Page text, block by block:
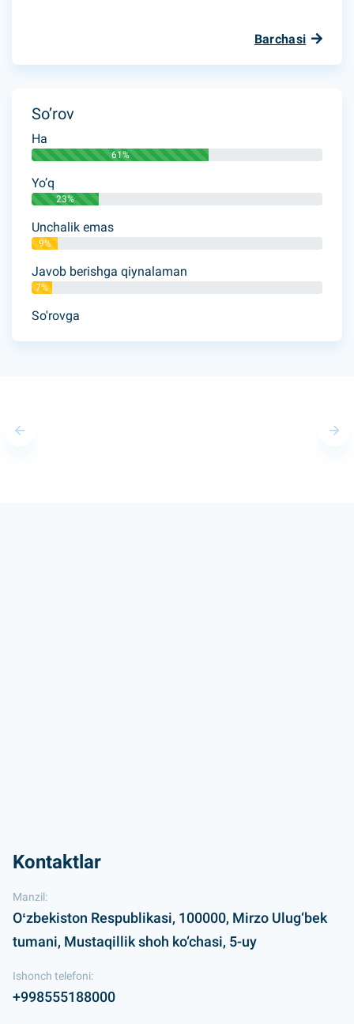
Barchasi
So’rov
Ha
61%
Yo’q
23%
Unchalik emas
9%
Javob berishga qiynalaman
7%
So'rovga
Kontaktlar
Manzil:
Oʻzbekiston Respublikasi, 100000, Mirzo Ulug‘bek
tumani, Mustaqillik shoh ko‘chasi, 5-uy
Ishonch telefoni:
+998555188000